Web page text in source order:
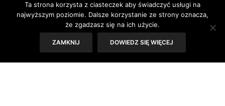
Gates, Steve Jobs czy Mark Zuckerberg. Budujące
jest to, że każdy z nas ma od urodzenia bardzo duży
potencjał kreatywności, a więc realną szansę, by
wybić się ponad przeciętność. Warunek jest tylko
Ta strona korzysta z ciasteczek aby świadczyć usługi na
najwyższym poziomie. Dalsze korzystanie ze strony oznacza,
że zgadzasz się na ich użycie.
ZAMKNIJ DOWIEDZ SIĘ WIĘCEJ